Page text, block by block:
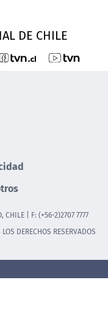
DE CHILE
CHILE | F: (+56-2)2707 7777
DERECHOS RESERVADOS